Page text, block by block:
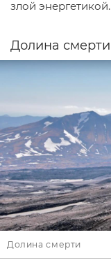
злой энергетикой.
Долина смерти
Долина смерти